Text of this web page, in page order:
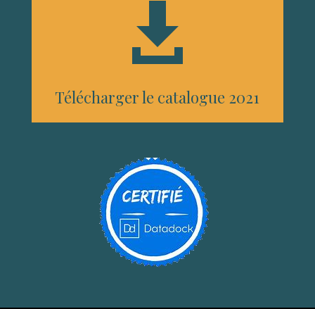

Télécharger le catalogue 2021